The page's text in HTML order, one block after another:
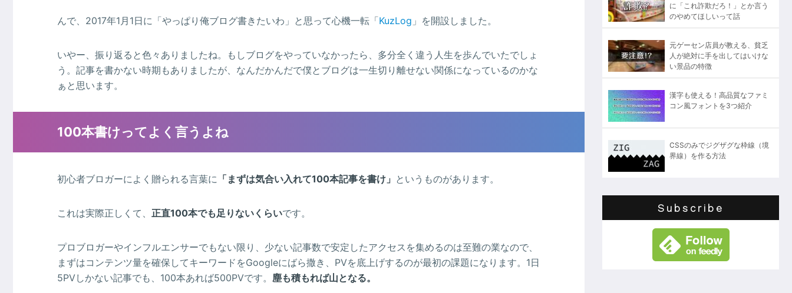
んで、2017年1月1日に「やっぱり俺ブログ書きたいわ」と思って心機一転「KuzLog 」を開設しました。
いやー、振り返ると色々ありましたね。もしブログをやっていなかったら、多分全く違う人生を歩んでいたでしょ
う。記事を書かない時期もありましたが、なんだかんだで僕とブログは一生切り離せない関係になっているのかな
ぁと思います。
100本書けってよく言うよね
初心者ブロガーによく贈られる言葉に 「まずは気合い入れて100本記事を書け」 というものがあります。
これは実際正しくて、 正直100本でも足りないくらいです。
プロブロガーやインフルエンサーでもない限り、少ない記事数で安定したアクセスを集めるのは至難の業なので、
まずはコンテンツ量を確保してキーワードをGoogleにばら撒き、PVを底上げするのが最初の課題になります。1日
5PVしかない記事でも、100本あれば500PVです。 塵も積もれば山となる。
に「これ詐欺だろ！」とか言う
のやめてほしいって話
元ゲーセン店員が教える、貧乏
人が絶対に手を出してはいけな
い景品の特徴
漢字も使える！高品質なファミ
コン風フォントを3つ紹介
CSSのみでジグザグな枠線（境
界線）を作る方法
Subscribe